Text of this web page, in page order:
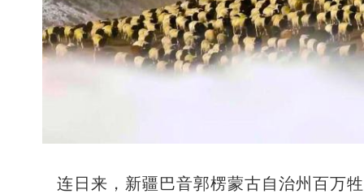
连日来，新疆巴音郭楞蒙古自治州百